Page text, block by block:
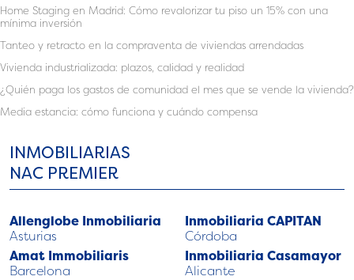
Home Staging en Madrid: Cómo revalorizar tu piso un 15% con una
mínima inversión
Tanteo y retracto en la compraventa de viviendas arrendadas
Vivienda industrializada: plazos, calidad y realidad
¿Quién paga los gastos de comunidad el mes que se vende la vivienda?
Media estancia: cómo funciona y cuándo compensa
INMOBILIARIAS
NAC PREMIER
Allenglobe Inmobiliaria
Asturias
Amat Immobiliaris
Barcelona
Inmobiliaria CAPITAN
Córdoba
Inmobiliaria Casamayor
Alicante